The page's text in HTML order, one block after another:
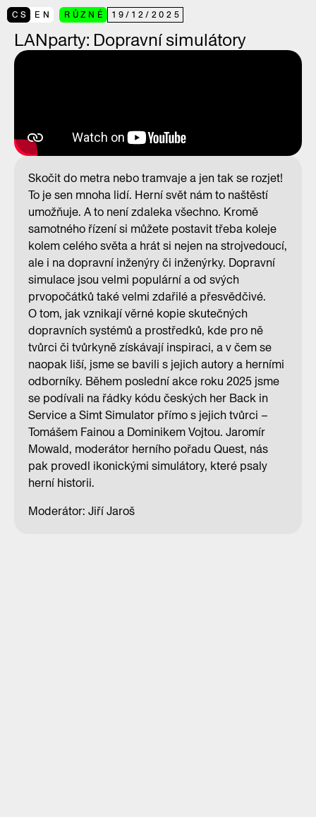
CS EN RŮZNÉ 19/12/ 2025
LANparty: Dopravní simulátory
Skočit do metra nebo tramvaje a jen tak se rozjet!
To je sen mnoha lidí. Herní svět nám to naštěstí
umožňuje. A to není zdaleka všechno. Kromě
samotného řízení si můžete postavit třeba koleje
kolem celého světa a hrát si nejen na strojvedoucí,
ale i na dopravní inženýry či inženýrky. Dopravní
simulace jsou velmi populární a od svých
prvopočátků také velmi zdařilé a přesvědčivé.
O tom, jak vznikají věrné kopie skutečných
dopravních systémů a prostředků, kde pro ně
tvůrci či tvůrkyně získávají inspiraci, a v čem se
naopak liší, jsme se bavili s jejich autory a herními
odborníky. Během poslední akce roku 2025 jsme
se podívali na řádky kódu českých her Back in
Service a Simt Simulator přímo s jejich tvůrci –
Tomášem Fainou a Dominikem Vojtou. Jaromír
Mowald, moderátor herního pořadu Quest, nás
pak provedl ikonickými simulátory, které psaly
herní historii.
Moderátor: Jiří Jaroš